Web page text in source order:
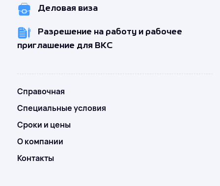
Деловая виза
Разрешение на работу и рабочее
приглашение для ВКС
Справочная
Специальные условия
Сроки и цены
О компании
Контакты